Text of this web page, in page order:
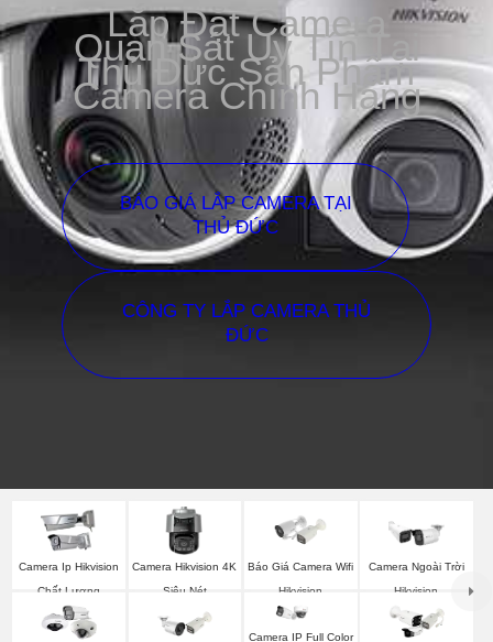
Lắp Đặt Camera
Quan Sát Uy Tín Tại
Thủ Đức Sản Phẩm
Camera Chính Hãng
BÁO GIÁ LẮP CAMERA TẠI
THỦ ĐỨC
CÔNG TY LẮP CAMERA THỦ
ĐỨC
Camera Ip Hikvision
Chất Lượng
Camera Hikvision 4K
Siêu Nét
Báo Giá Camera Wifi
Hikvision
Camera Ngoài Trời
Hikvision
Camera IP Full Color